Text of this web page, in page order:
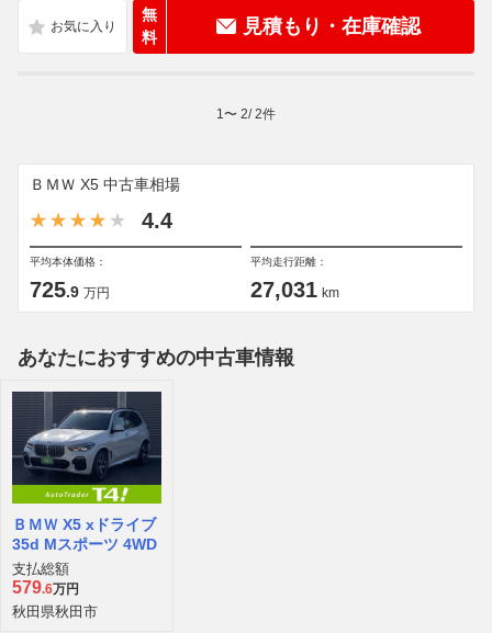
無
料
見積もり・在庫確認
1 〜 2/2件
ＢＭＷ X5 中古車相場
4.4
平均本体価格：
725.9 万円
平均走行距離：
27,031 km
あなたにおすすめの中古車情報
ＢＭＷ X5 xドライブ
35d Mスポーツ 4WD
支払総額
579.6万円
秋田県秋田市